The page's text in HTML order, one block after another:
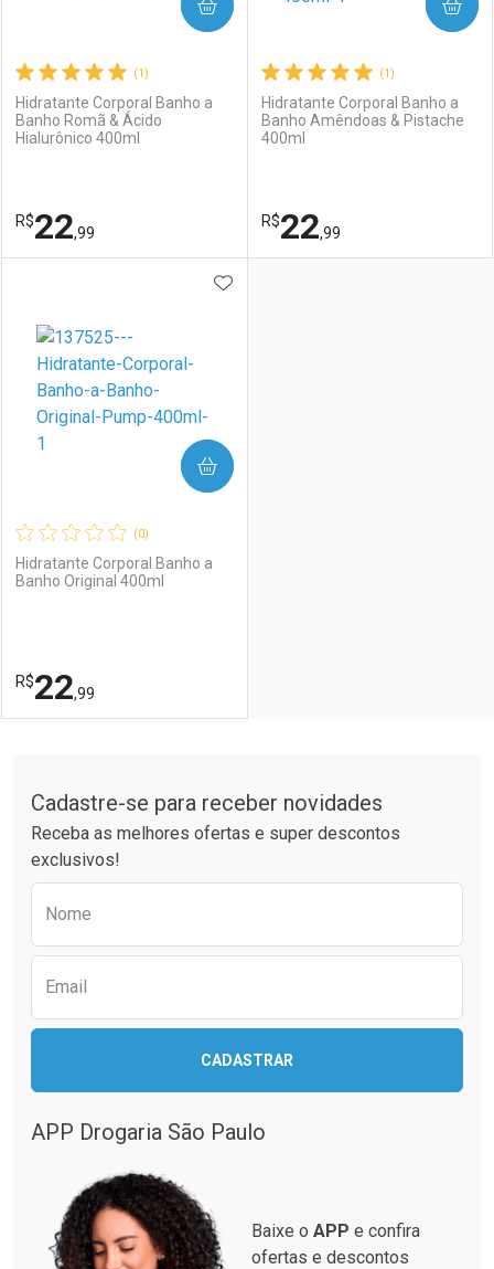
(1)
Hidratante Corporal Banho a
Banho Romã & Ácido
Hialurônico 400ml
R$22,99
COMPRAR
Laboratório
Comprar sem Desconto
Por R$ 22,99/cada
Por Menos
Por R$ 22,99/cada
(1)
Hidratante Corporal Banho a
Banho Amêndoas & Pistache
400ml
R$22,99
COMPRAR
(0)
Hidratante Corporal Banho a
Banho Original 400ml
R$22,99
ADICIONAR AOS FAVORITOS
COMPRAR
Laboratório
Comprar sem Desconto
Por Menos
Comprar sem Desconto
Por R$ 22,99/cada
Cadastre-se para receber novidades
Receba as melhores ofertas e super descontos
exclusivos!
Nome
Email
CADASTRAR
APP Drogaria São Paulo
Baixe o APP e confira
ofertas e descontos